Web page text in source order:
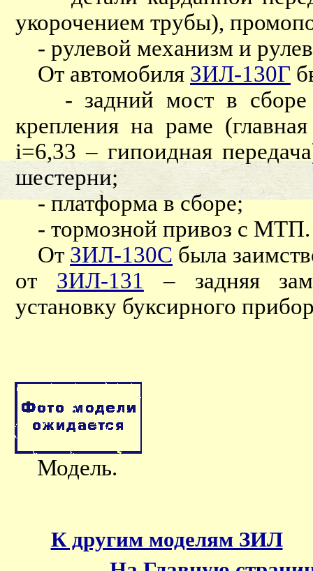
укорочением трубы),
- рулевой механизм и
От автомобиля ЗИЛ-130Г
- задний мост в сборе
крепления на раме
i=6,33 – гипоидная
шестерни;
- платформа в сборе;
- тормозной привоз с МТП.
От ЗИЛ-130С была
от ЗИЛ-131
– задняя
установку буксирного
Модель.
К другим моделям ЗИЛ